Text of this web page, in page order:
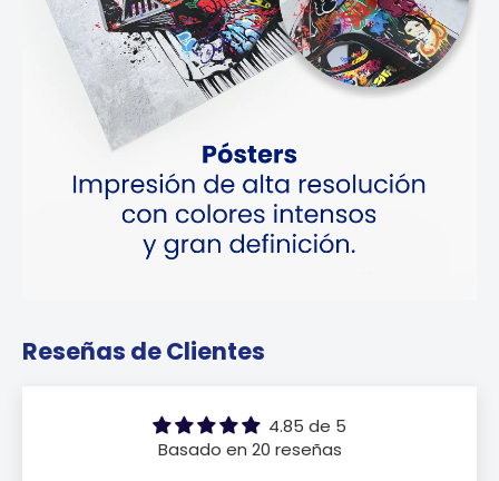
Reseñas de Clientes
4.85 de 5
Basado en 20 reseñas